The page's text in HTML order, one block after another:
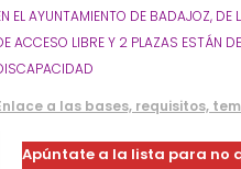
EL AYUNTAMIENTO DE BADAJOZ, DE
ACCESO LIBRE Y 2 PLAZAS ESTÁN
a las bases, requisitos,
Apúntate a la lista para no